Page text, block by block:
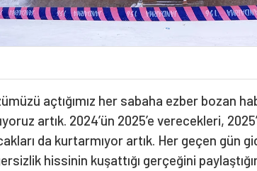
açtığımız her sabaha ezber bozan
artık. 2024’ün 2025’e verecekleri,
da kurtarmıyor artık. Her geçen gün
hissinin kuşattığı gerçeğini